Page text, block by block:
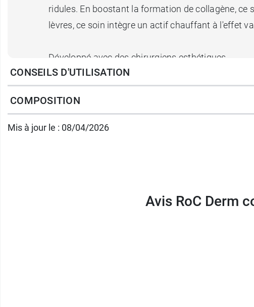
ridules. En boostant la formation de collagène, ce
lèvres, ce soin intègre un actif chauffant à l'effet
Développé avec des chirurgiens esthétiques.
Et pour le contour des yeux, optez pour lacrème
Contenance : 10 ml.
CONSEILS D'UTILISATION
COMPOSITION
Mis à jour le : 08/04/2026
Avis RoC Derm